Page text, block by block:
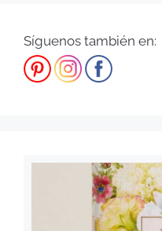
Síguenos también en: